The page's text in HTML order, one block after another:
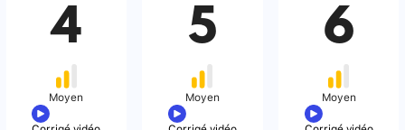
4
Moyen
5
Moyen
6
Moyen